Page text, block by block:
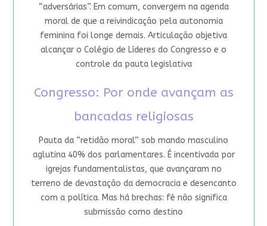
“adversárias”. Em comum, convergem na agenda
moral de que a reivindicação pela autonomia
feminina foi longe demais. Articulação objetiva
alcançar o Colégio de Líderes do Congresso e o
controle da pauta legislativa
Congresso: Por onde avançam as
bancadas religiosas
Pauta da “retidão moral” sob mando masculino
aglutina 40% dos parlamentares. É incentivada por
igrejas fundamentalistas, que avançaram no
terreno de devastação da democracia e desencanto
com a política. Mas há brechas: fé não significa
submissão como destino